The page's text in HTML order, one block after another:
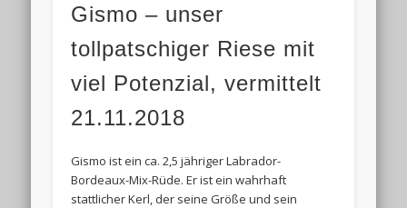
Gismo – unser
tollpatschiger Riese mit
viel Potenzial, vermittelt
21.11.2018
Gismo ist ein ca. 2,5 jähriger Labrador-
Bordeaux-Mix-Rüde. Er ist ein wahrhaft
stattlicher Kerl, der seine Größe und sein